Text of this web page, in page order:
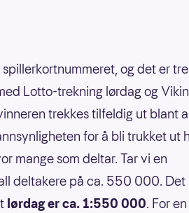
og det er
Lotto-trekning lørdag og
trekkes tilfeldig ut blant
for å bli trukket ut
mange som deltar. Tar vi en
deltakere på ca. 550 000.
lørdag er ca. 1:550 000. For en